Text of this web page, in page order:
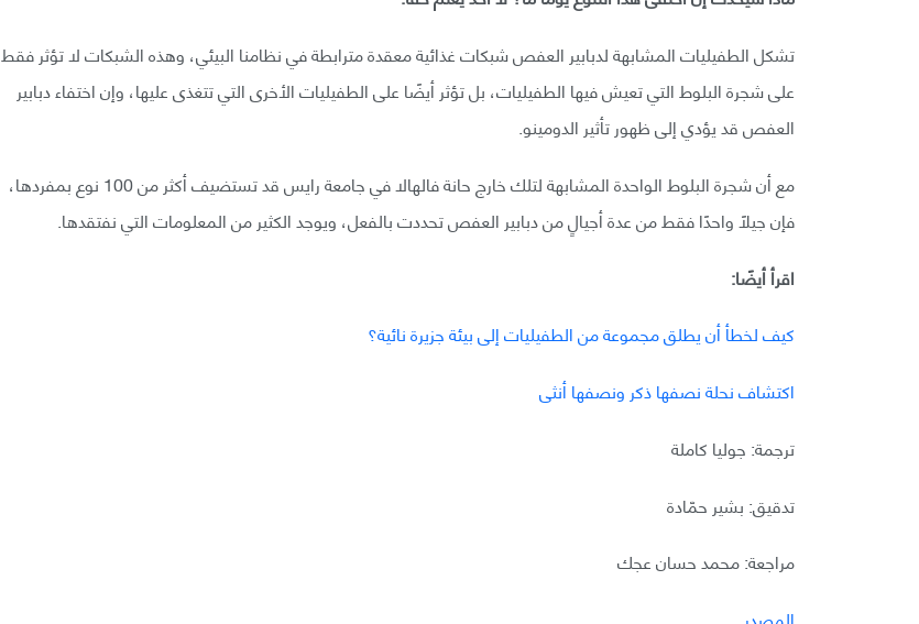
تشكل الطفيليات المشابهة لدبابير العفص شبكات غذائية معقدة مترابطة في نظامنا البيئي، وهذه الشبكات لا تؤثر فقط
على شجرة البلوط التي تعيش فيها الطفيليات، بل تؤثر أيضًا على الطفيليات الأخرى التي تتغذى عليها، وإن اختفاء دبابير
العفص قد يؤدي إلى ظهور تأثير الدومينو.
مع أن شجرة البلوط الواحدة المشابهة لتلك خارج حانة فالهالا في جامعة رايس قد تستضيف أكثر من 100 نوع بمفردها،
فإن جيلًا واحدًا فقط من عدة أجيالٍ من دبابير العفص تحددت بالفعل، ويوجد الكثير من المعلومات التي نفتقدها.
اقرأ أيضًا:
كيف لخطأ أن يطلق مجموعة من الطفيليات إلى بيئة جزيرة نائية؟
اكتشاف نحلة نصفها ذكر ونصفها أنثى
ترجمة: جوليا كاملة
تدقيق: بشير حمّادة
مراجعة: محمد حسان عجك